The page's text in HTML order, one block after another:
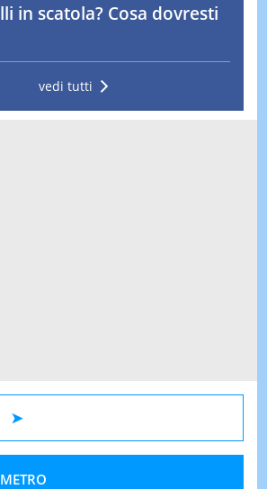
in scatola? Cosa dovresti
vedi tutti